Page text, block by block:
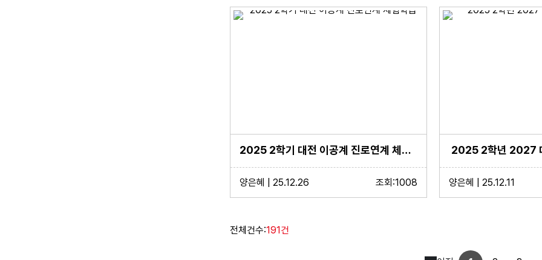
2025 2학기 대전 이공계 진로연계 체험학습
양은혜 | 25.12.26 조회:1008
2025 2학년 2027
양은혜 | 25.12.11
전체건수:191건